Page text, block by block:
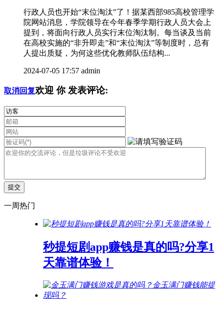
行政人员也开始“末位淘汰”了！据某西部985高校管理学
院网站消息，学院领导在今年春季学期行政人员大会上
提到，将面向行政人员实行末位淘汰制。每当谈及当前
在高校实施的“非升即走”和“末位淘汰”等制度时，总有
人提出质疑，为何这些优化教师队伍结构...
2024-07-05 17:57 admin
取消回复欢迎 你发表评论:
一周热门
秒提短剧app赚钱是真的吗?分享1
天靠谱体验！